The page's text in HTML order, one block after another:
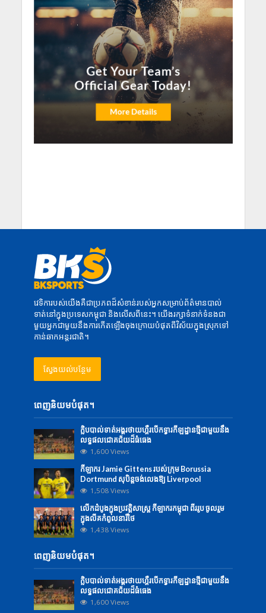
វេទិការបស់យើងគឺជាប្រភពដ៏សំខាន់របស់អ្នកសម្រាប់ព័ត៌មានបាល់
ទាត់នៅក្នុងប្រទេសកម្ពុជា និងលើសពីនេះ។ យើងរក្សាទំនាក់ទំនងជា
មួយអ្នកជាមួយនឹងការកើតឡើងចុងក្រោយបំផុតពីវិស័យក្នុងស្រុកទៅ
កាន់ឆាកអន្តរជាតិ។
ស្វែងយល់បន្ថែម
ពេញនិយមបំផុត។
ក្លិបបាល់ទាត់អង្គរថាយហ្គឺរបើកទ្វារកីឡដ្ឋានថ្មីជាមួយនឹង
លទ្ធផលជោគជ័យដ៏ធំធេង
1,600 Views
កីឡាករ Jamie Gittens របស់ក្រុម Borussia
Dortmund សុបិន្តចង់លេងឱ្យ Liverpool
1,508 Views
លើក​ដំបូង​ក្នុង​ប្រវត្តិសាស្ត្រ ​កីឡាករ​កម្ពុជា​ ពីរ​រូប ​​ចូល​រួម​
ក្នុង​លីគ​កំពូលនារី​ថៃ
1,438 Views
ពេញនិយមបំផុត។
ក្លិបបាល់ទាត់អង្គរថាយហ្គឺរបើកទ្វារកីឡដ្ឋានថ្មីជាមួយនឹង
លទ្ធផលជោគជ័យដ៏ធំធេង
1,600 Views